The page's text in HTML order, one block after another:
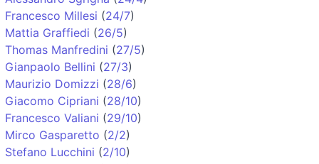
Francesco Millesi (24/7)
Mattia Graffiedi (26/5)
Thomas Manfredini (27/5)
Gianpaolo Bellini (27/3)
Maurizio Domizzi (28/6)
Giacomo Cipriani (28/10)
Francesco Valiani (29/10)
Mirco Gasparetto (2/2)
Stefano Lucchini (2/10)